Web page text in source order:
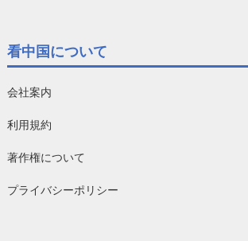
看中国について
会社案内
利用規約
著作権について
プライバシーポリシー